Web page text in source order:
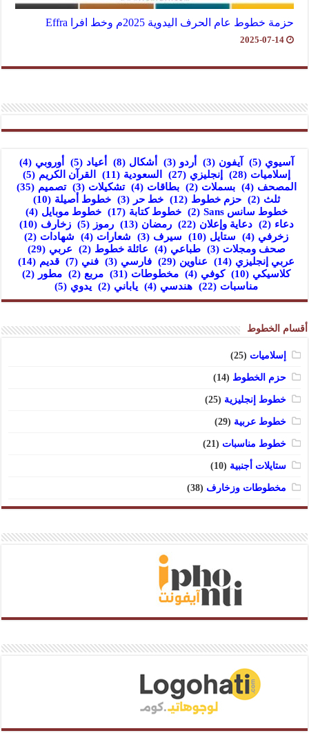
حزمة خطوط عام الحرف اليدوية 2025م وخط افرا Effra
2025-07-14
آسيوي (5) آيفون (3) أردو (3) أشكال (8) أعياد (5) أوروبي (4)
إسلاميات (28) إنجليزي (27) السعودية (11) القرآن الكريم (5)
المصحف (4) بسملات (2) بطاقات (4) تشكيلات (3) تصميم (35)
ثلث (2) حزم خطوط (12) خط حر (3) خطوط أصيلة (10)
خطوط سانس Sans
(2) خطوط كتابة (17) خطوط موبايل (4)
دعاء (2) دعاية وإعلان (22) رمضان (13) رموز (5) زخارف (10)
زخرفي (4) ستايل (10) سيرف (3) شعارات (4) شهادات (2)
صحف ومجلات (3) طباعي (4) عائلة خطوط (2) عربي (29)
عربي إنجليزي (14) عناوين (29) فارسي (3) فني (7) قديم (14)
كلاسيكي (10) كوفي (4) مخطوطات (31) مربع (2) مطور (2)
مناسبات (22) هندسي (4) ياباني (2) يدوي (5)
أقسام الخطوط
إسلاميات (25)
حزم الخطوط (14)
خطوط إنجليزية (25)
خطوط عربية (29)
خطوط مناسبات (21)
ستايلات أجنبية (10)
مخطوطات وزخارف (38)